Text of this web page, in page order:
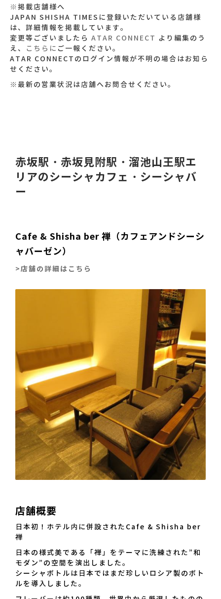
※掲載店舗様へ
JAPAN SHISHA TIMESに登録いただいている店舗様
は、詳細情報を掲載しています。
変更等ございましたら ATAR CONNECT より編集のう
え、
こちらに ご一報ください。
ATAR CONNECTのログイン情報が不明の場合はお知ら
せください。
※最新の営業状況は店舗へお問合せください。
‍赤坂駅・赤坂見附駅・溜池山王駅エ
リアのシーシャカフェ・シーシャバ
ー
Cafe & Shisha ber 禅（カフェアンドシーシ
ャバーゼン）
>店舗の詳細はこちら
店舗概要
日本初！ホテル内に併設されたCafe & Shisha ber
禅
日本の様式美である「禅」をテーマに洗練された”和
モダン”の空間を演出しました。
シーシャボトルは日本ではまだ珍しいロシア製のボト
ルを導入しました。